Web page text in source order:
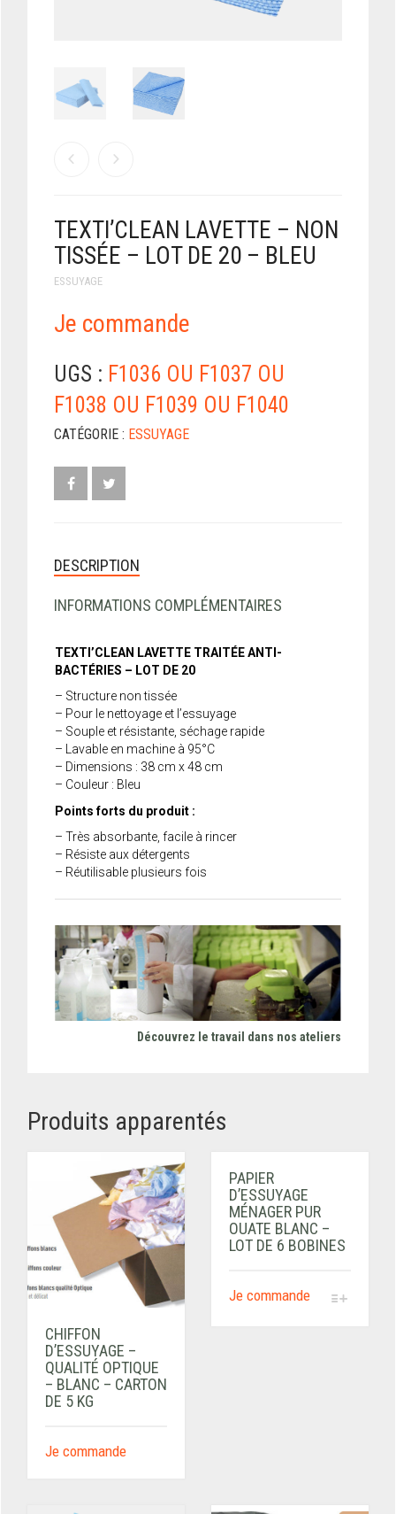
TEXTI’CLEAN LAVETTE – NON
TISSÉE – LOT DE 20 – BLEU
ESSUYAGE
Je commande
UGS : F1036 OU F1037 OU
F1038 OU F1039 OU F1040
CATÉGORIE : ESSUYAGE
DESCRIPTION
INFORMATIONS COMPLÉMENTAIRES
TEXTI’CLEAN LAVETTE TRAITÉE ANTI-
BACTÉRIES – LOT DE 20
– Structure non tissée
– Pour le nettoyage et l’essuyage
– Souple et résistante, séchage rapide
– Lavable en machine à 95°C
– Dimensions : 38 cm x 48 cm
– Couleur : Bleu
Points forts du produit :
– Très absorbante, facile à rincer
– Résiste aux détergents
– Réutilisable plusieurs fois
Découvrez le travail dans nos ateliers
Produits apparentés
CHIFFON
D’ESSUYAGE –
QUALITÉ OPTIQUE
– BLANC – CARTON
DE 5 KG
Je commande
PAPIER
D’ESSUYAGE
MÉNAGER PUR
OUATE BLANC –
LOT DE 6 BOBINES
Je commande